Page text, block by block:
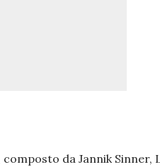
da Jannik